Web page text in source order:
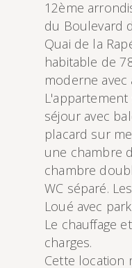
12ème
du Boulevard
Quai de la
habitable de
moderne avec
séjour avec
placard sur
une chambre
chambre
WC séparé.
Loué avec
Le chauffage
charges.
Cette location